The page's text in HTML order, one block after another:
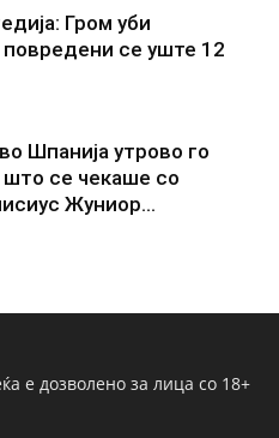
Гром уби
се уште 12
Шпанија утрово го
што се чекаше со
Жуниор...
е дозволено за лица со 18+